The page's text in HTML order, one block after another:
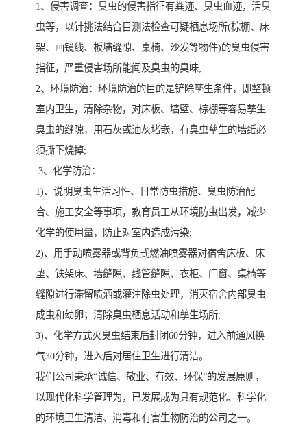
1、侵害调查：臭虫的侵害指征有粪迹、臭虫血迹，活臭
虫等，以针挑法结合目测法检查可疑栖息场所(棕棚、床
架、画镜线、板墙缝隙、桌椅、沙发等物件)的臭虫侵害
指征，严重侵害场所能闻及臭虫的臭味;
2、环境防治：环境防治的目的是铲除孳生条件，即整顿
室内卫生，清除杂物，对床板、墙壁、棕棚等容易孳生
臭虫的缝隙，用石灰或油灰堵嵌，有臭虫孳生的墙纸必
须撕下烧掉;
3、化学防治：
1)、说明臭虫生活习性、日常防虫措施、臭虫防治配
合、施工安全等事项，教育员工从环境防虫出发，减少
化学的使用量，防止对室内造成污染;
2)、用手动喷雾器或背负式燃油喷雾器对宿舍床板、床
垫、铁架床、墙缝隙、线管缝隙、衣柜、门窗、桌椅等
缝隙进行滞留喷洒或灌注除虫处理，消灭宿舍内部臭虫
成虫和幼卵；清除臭虫栖息活动和孳生场所;
3)、化学方式灭臭虫结束后封闭60分钟，进入前通风换
气30分钟，进入后对居住卫生进行清洁。
我们公司秉承“诚信、敬业、有效、环保”的发展原则，
以现代化科学管理为，已发展成为具有规范化、科学化
的环境卫生清洁、消毒和有害生物防治的公司之一。